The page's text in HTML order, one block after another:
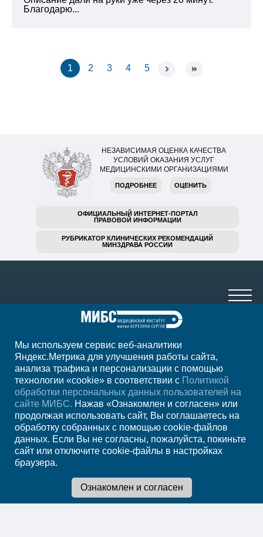
Благодарю...
1 2 3 4 5
НЕЗАВИСИМАЯ ОЦЕНКА КАЧЕСТВА
УСЛОВИЙ ОКАЗАНИЯ УСЛУГ
МЕДИЦИНСКИМИ ОРГАНИЗАЦИЯМИ
ПОДРОБНЕЕ ОЦЕНИТЬ
ОФИЦИАЛЬНЫЙ ИНТЕРНЕТ-ПОРТАЛ
ПРАВОВОЙ ИНФОРМАЦИИ
РУБРИКАТОР КЛИНИЧЕСКИХ РЕКОМЕНДАЦИЙ
МИНЗДРАВА РОССИИ
+7 (4012) 957-300
ежедн. 7.00-23.00
РегионКалининград
Записаться на
прием
Мы используем сервис веб-аналитики
Яндекс.Метрика для улучшения работы сайта,
анализа трафика и персонализации с помощью
технологии «cookie» в соответствии с Политикой
обработки персональных данных пользователей на
сайте МИБС. Нажав «Ознакомлен и согласен» или
продолжая использовать сайт, Вы соглашаетесь на
обработку собранных с помощью cookie-файлов
данных. Если Вы не согласны, пожалуйста, покиньте
сайт или отключите cookie-файлы в настройках
браузера.